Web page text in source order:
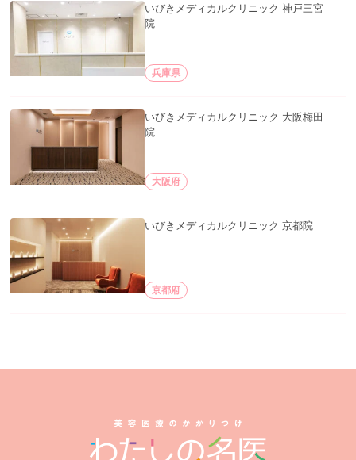
いびきメディカルクリニック 神戸三宮
院
兵庫県
いびきメディカルクリニック 大阪梅田
院
大阪府
いびきメディカルクリニック 京都院
京都府